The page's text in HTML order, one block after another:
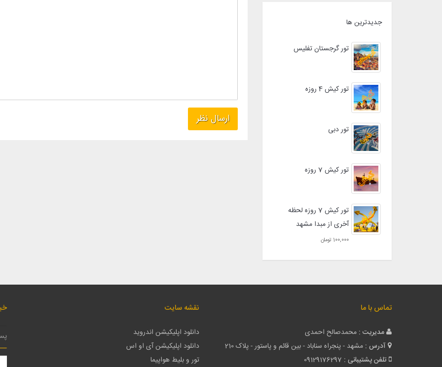
جدیدترین ها
تور گرجستان تفلیس
تور کیش 4 روزه
تور دبی
تور کیش 7 روزه
تور کیش 7 روزه لحظه
آخری از مبدا مشهد
100,000 تومان
تماس با ما
مدیریت : محمدصالح احمدی
آدرس : مشهد - پنجراه سناباد - بین قائم و پاستور - پلاک 210
تلفن پشتیبانی : 09129176297
نقشه سایت
دانلود اپلیکیشن اندروید
دانلود اپلیکیشن آی او اس
تور و بلیط هواپیما